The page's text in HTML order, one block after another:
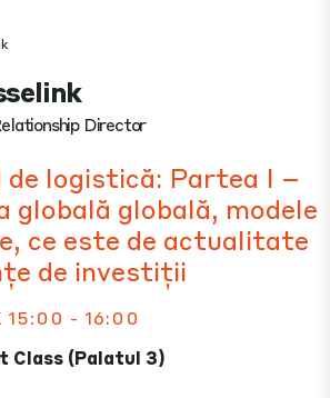
Director
de logistică: Partea I –
globală globală, modele
ce este de actualitate
de investiții
15:00 - 16:00
Class (Palatul 3)